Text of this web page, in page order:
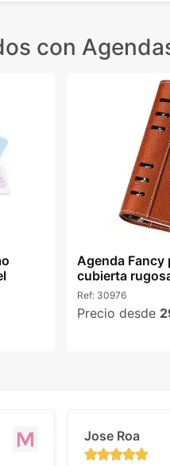
con
Agenda Fancy
cubierta
Ref: 30976
Precio desde
Jose Roa